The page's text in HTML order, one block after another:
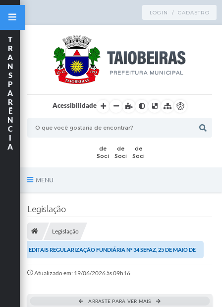
LOGIN / CADASTRO
Acessibilidade
MENU
Publicações
A Prefeitura
T
R
A
N
S
P
A
R
Ê
N
C
I
A
Legislação
Legislação
EDITAIS REGULARIZAÇÃO FUNDIÁRIA Nº 34 SEFAZ, 25 DE MAIO DE
Atualizado em: 19/06/2026 às 09h16
ARRASTE PARA VER MAIS